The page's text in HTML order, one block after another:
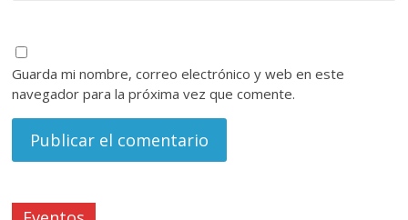
Guarda mi nombre, correo electrónico y web en este
navegador para la próxima vez que comente.